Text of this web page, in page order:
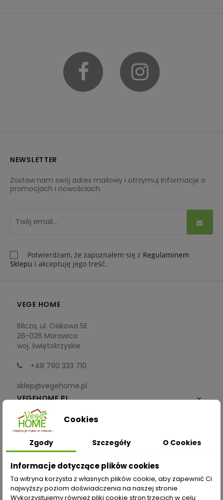
Facebook
NEWSLETTER
Zostaw nam swój adres mailowy i otrzymuj informacje o
promocjach i nowościach.
Potwierdzam, że zapoznałem się z Regulaminem
Sklepu i akceptuję jego treść.
VEGE HOME
Bilcza, ul. Osikowa 5E
26-026 Morawica
woj. świętokrzyskie
+48 790 333 710
sklep@vegehome.pl
VEGEHOME.PL

INFORMACJE
ZAKUPY
Moje konto
Opcje dostawy
Cookies
Zgody Szczegóły O Cookies
Informacje dotyczące plików cookies
Ta witryna korzysta z własnych plików cookie, aby zapewnić Ci
najwyższy poziom doświadczenia na naszej stronie .
Wykorzystujemy również pliki cookie stron trzecich w celu